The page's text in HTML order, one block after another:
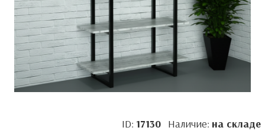
ID: 17130Наличие: на складе